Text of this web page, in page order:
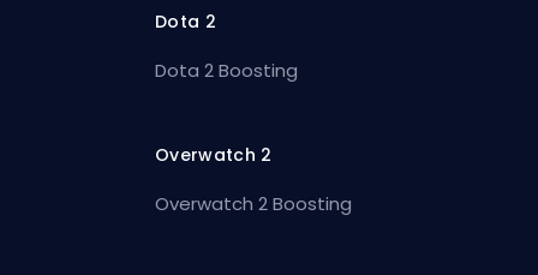
Dota 2
Dota 2 Boosting
Overwatch 2
Overwatch 2 Boosting